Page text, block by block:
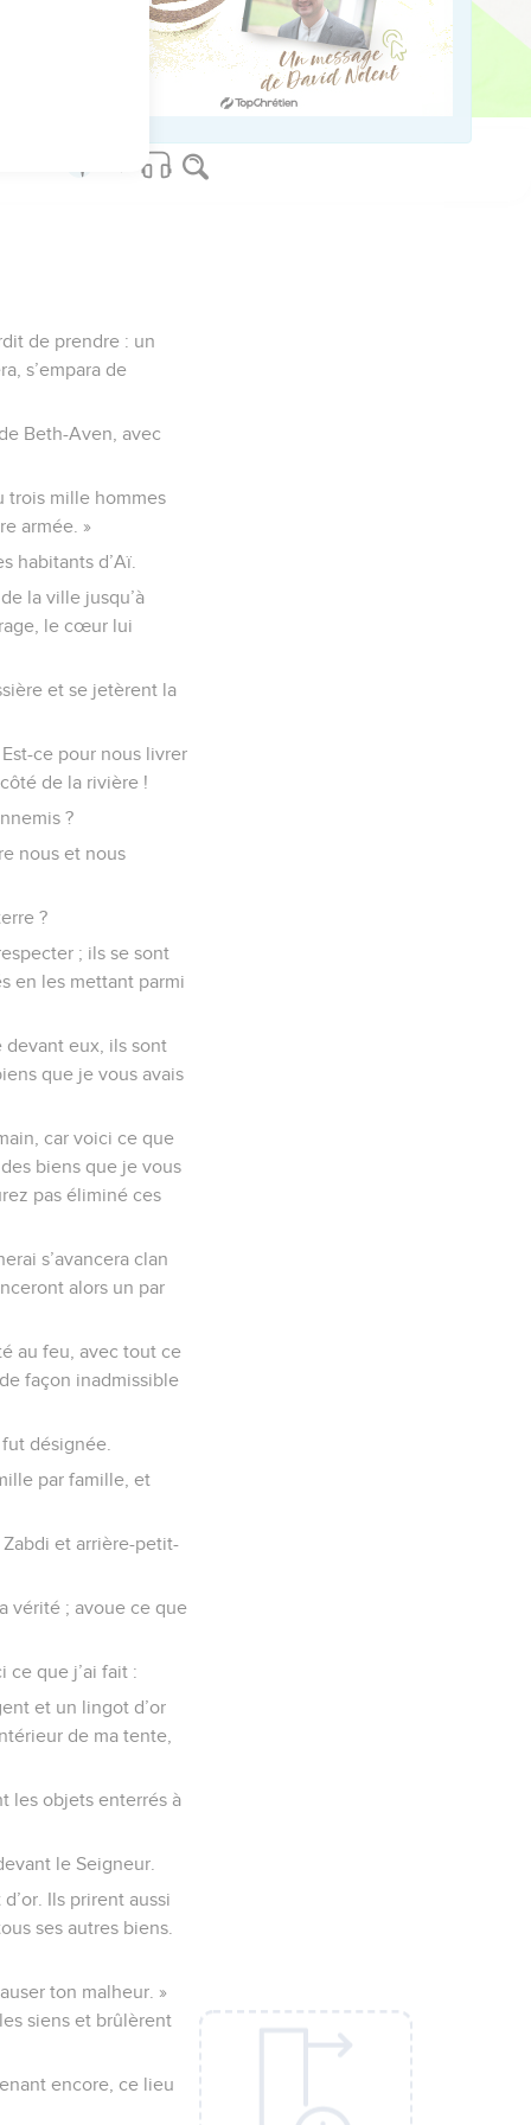
sur www.editionsbiblio.fr
de prendre : un
s’empara de
Beth-Aven, avec
trois mille hommes
armée. »
habitants d’Aï.
la ville jusqu’à
le cœur lui
et se jetèrent la
ce pour nous livrer
de la rivière !
?
nous et nous
?
; ils se sont
en les mettant parmi
devant eux, ils sont
que je vous avais
car voici ce que
biens que je vous
pas éliminé ces
s’avancera clan
alors un par
au feu, avec tout ce
façon inadmissible
désignée.
par famille, et
et arrière-petit-
vérité ; avoue ce que
ce que j’ai fait :
et un lingot d’or
de ma tente,
les objets enterrés à
le Seigneur.
Ils prirent aussi
ses autres biens.
ton malheur. »
siens et brûlèrent
encore, ce lieu